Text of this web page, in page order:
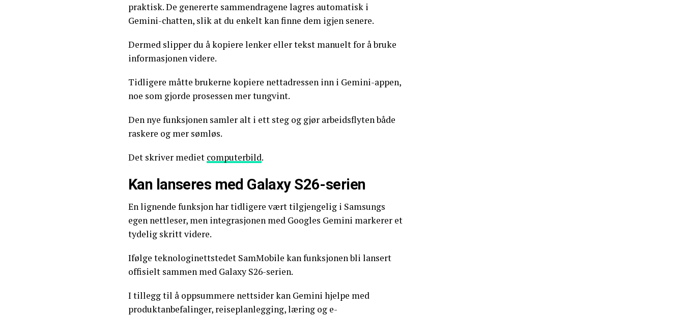
praktisk. De genererte sammendragene lagres automatisk i
Gemini-chatten, slik at du enkelt kan finne dem igjen senere.
Dermed slipper du å kopiere lenker eller tekst manuelt for å bruke
informasjonen videre.
Tidligere måtte brukerne kopiere nettadressen inn i Gemini-appen,
noe som gjorde prosessen mer tungvint.
Den nye funksjonen samler alt i ett steg og gjør arbeidsflyten både
raskere og mer sømløs.
Det skriver mediet computerbild.
Kan lanseres med Galaxy S26-serien
En lignende funksjon har tidligere vært tilgjengelig i Samsungs
egen nettleser, men integrasjonen med Googles Gemini markerer et
tydelig skritt videre.
Ifølge teknologinettstedet SamMobile kan funksjonen bli lansert
offisielt sammen med Galaxy S26-serien.
I tillegg til å oppsummere nettsider kan Gemini hjelpe med
produktanbefalinger, reiseplanlegging, læring og e-